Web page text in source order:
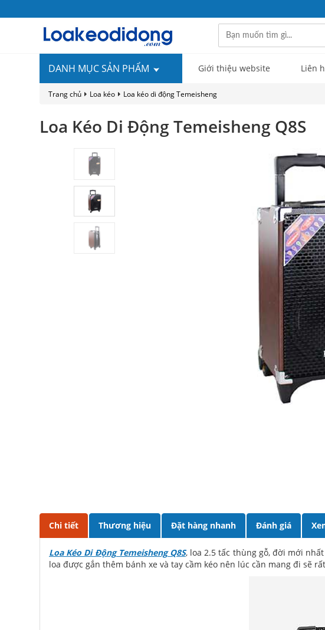
DANH MỤC SẢN PHẨM Giới thiệu website Liên
Trang chủ Loa kéo Loa kéo di động Temeisheng
Loa Kéo Di Động Temeisheng Q8S
Chi tiết Thương hiệu Đặt hàng nhanh Đánh giá
Loa Kéo Di Động Temeisheng Q8S, loa 2.5 tấc thùng gỗ, đời mới
loa được gắn thêm bánh xe và tay cầm kéo nên lúc cần mang đi sẽ